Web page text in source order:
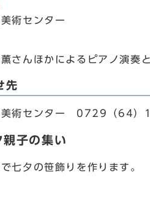
術センター
さんほかによるピアノ演奏
先
術センター 0729（64）
親子の集い
七夕の笹飾りを作ります。